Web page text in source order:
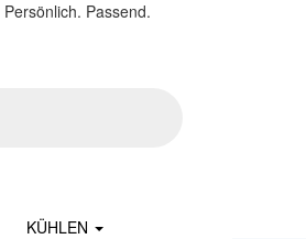
Persönlich. Passend.
KÜHLEN